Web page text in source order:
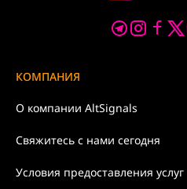
КОМПАНИЯ
О компании AltSignals
Свяжитесь с нами сегодня
Условия предоставления услуг